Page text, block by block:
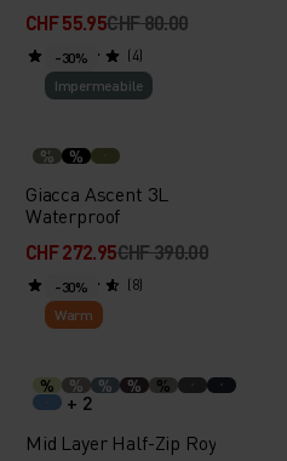
CHF 55.95CHF 80.00
(4)
-30%
Impermeabile
% %
Giacca Ascent 3L
Waterproof
CHF 272.95CHF 390.00
(8)
-30%
Warm
% % % % %
+ 2
Mid Layer Half-Zip Roy